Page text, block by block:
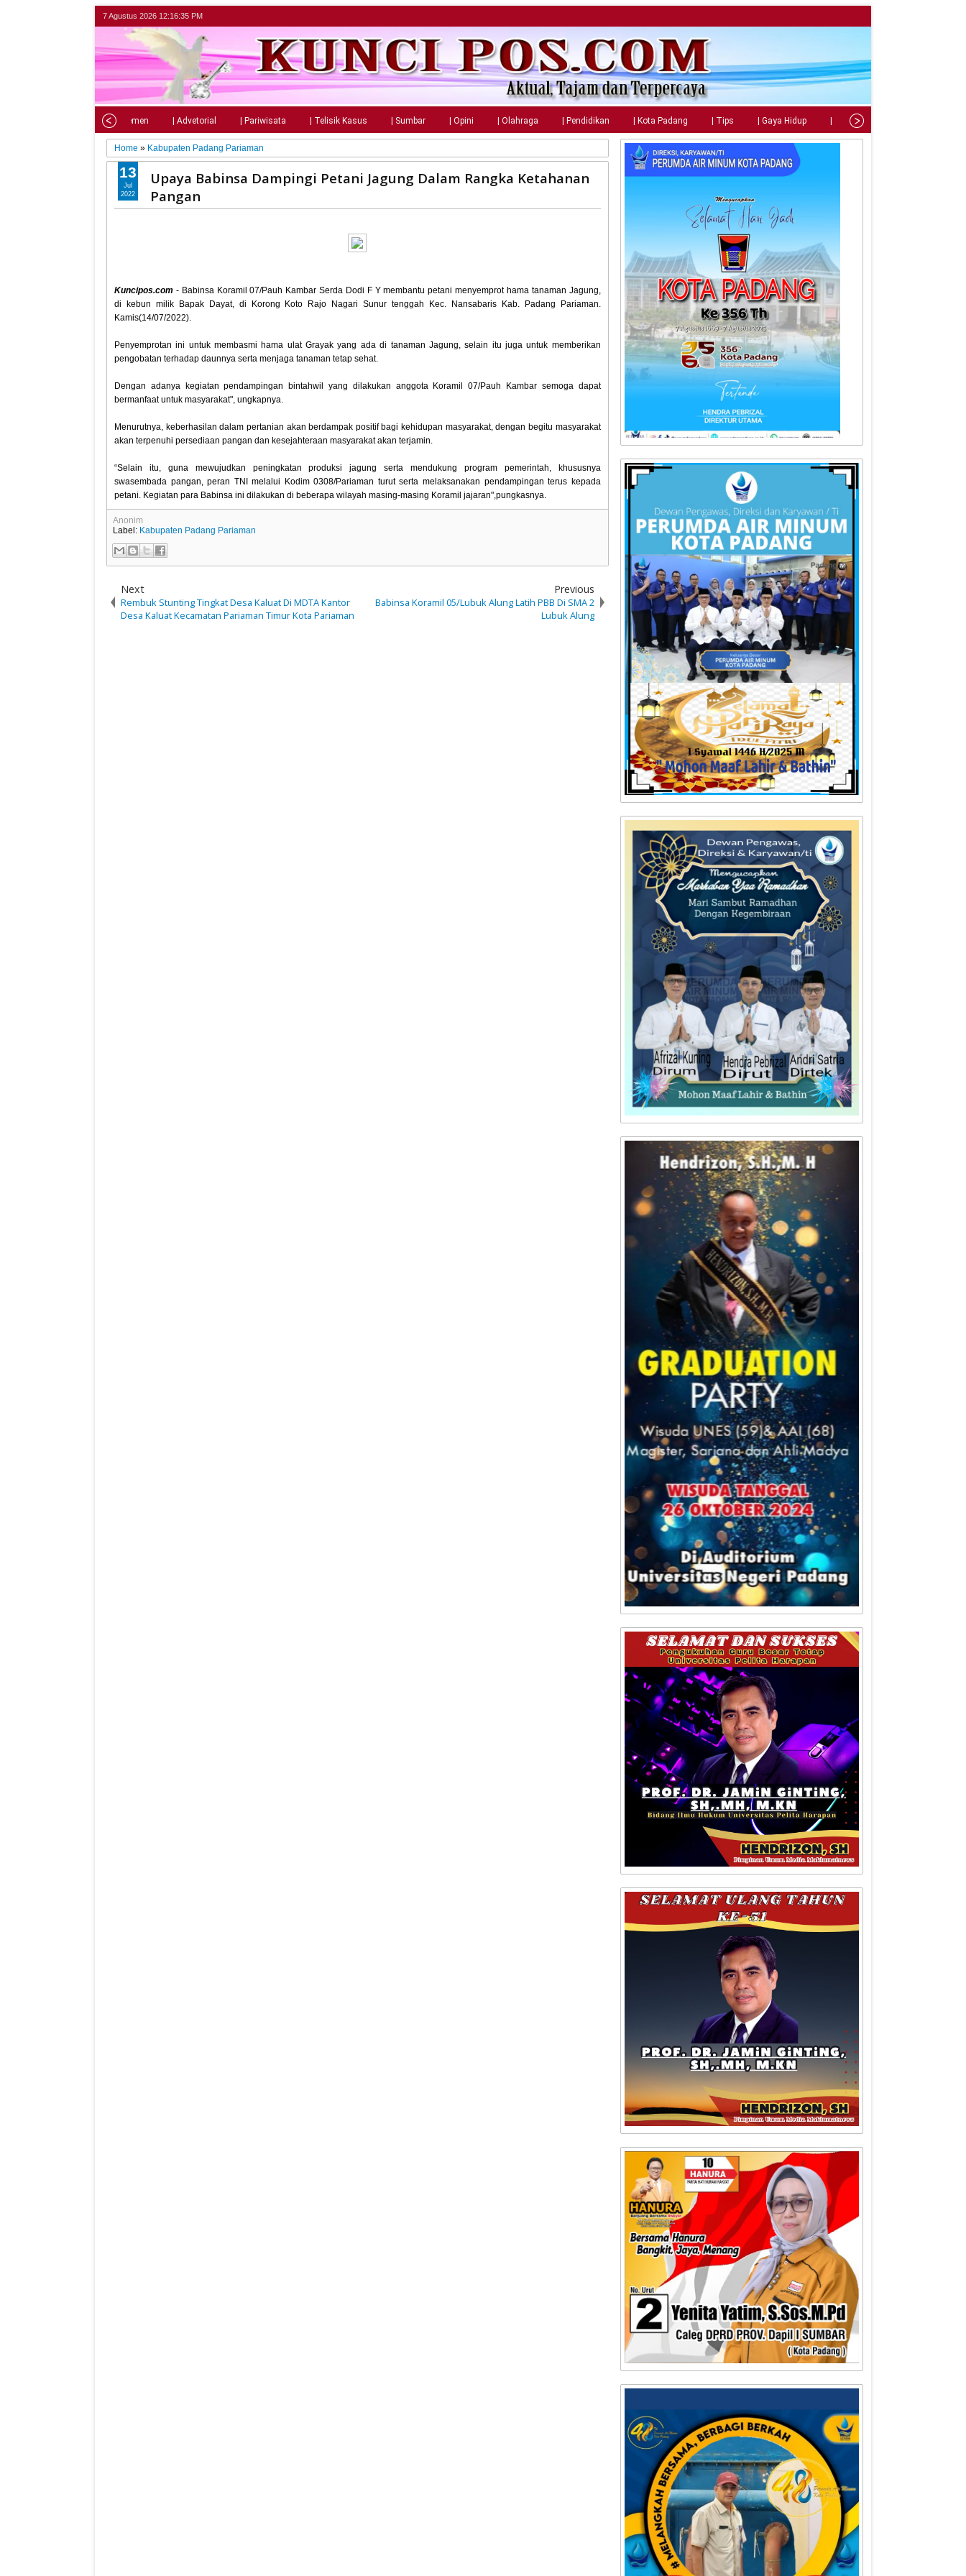
7 Agustus 2026 12:16:37 PM
| Parlemen | Advetorial | Pariwisata | Telisik Kasus | Sumbar | Opini | Olahraga | Pendidikan | Kota Padang | Tips | Gaya Hidup | Teknologi
Home » Kabupaten Padang Pariaman
Upaya Babinsa Dampingi Petani Jagung Dalam Rangka Ketahanan
Pangan
Kuncipos.com - Babinsa Koramil 07/Pauh Kambar Serda Dodi F Y membantu petani menyemprot hama tanaman Jagung,
di kebun milik Bapak Dayat, di Korong Koto Rajo Nagari Sunur tenggah Kec. Nansabaris Kab. Padang Pariaman.
Kamis(14/07/2022).
Penyemprotan ini untuk membasmi hama ulat Grayak yang ada di tanaman Jagung, selain itu juga untuk memberikan
pengobatan terhadap daunnya serta menjaga tanaman tetap sehat.
Dengan adanya kegiatan pendampingan bintahwil yang dilakukan anggota Koramil 07/Pauh Kambar semoga dapat
bermanfaat untuk masyarakat", ungkapnya.
Menurutnya, keberhasilan dalam pertanian akan berdampak positif bagi kehidupan masyarakat, dengan begitu masyarakat
akan terpenuhi persediaan pangan dan kesejahteraan masyarakat akan terjamin.
“Selain itu, guna mewujudkan peningkatan produksi jagung serta mendukung program pemerintah, khususnya
swasembada pangan, peran TNI melalui Kodim 0308/Pariaman turut serta melaksanakan pendampingan terus kepada
petani. Kegiatan para Babinsa ini dilakukan di beberapa wilayah masing-masing Koramil jajaran",pungkasnya.
13
Jul
2022
Anonim
Label: Kabupaten Padang Pariaman
Next
Rembuk Stunting Tingkat Desa Kaluat Di MDTA Kantor
Desa Kaluat Kecamatan Pariaman Timur Kota Pariaman
Previous
Babinsa Koramil 05/Lubuk Alung Latih PBB Di SMA 2
Lubuk Alung